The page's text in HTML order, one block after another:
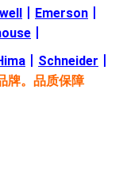
Emerson
Schneider
牌。品质保障